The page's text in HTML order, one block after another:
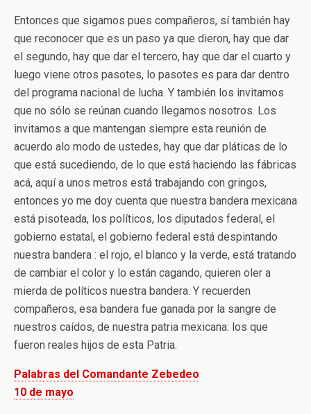
Entonces que sigamos pues compañeros, sí también hay
que reconocer que es un paso ya que dieron, hay que dar
el segundo, hay que dar el tercero, hay que dar el cuarto y
luego viene otros pasotes, lo pasotes es para dar dentro
del programa nacional de lucha. Y también los invitamos
que no sólo se reúnan cuando llegamos nosotros. Los
invitamos a que mantengan siempre esta reunión de
acuerdo alo modo de ustedes, hay que dar pláticas de lo
que está sucediendo, de lo que está haciendo las fábricas
acá, aquí a unos metros está trabajando con gringos,
entonces yo me doy cuenta que nuestra bandera mexicana
está pisoteada, los políticos, los diputados federal, el
gobierno estatal, el gobierno federal está despintando
nuestra bandera : el rojo, el blanco y la verde, está tratando
de cambiar el color y lo están cagando, quieren oler a
mierda de políticos nuestra bandera. Y recuerden
compañeros, esa bandera fue ganada por la sangre de
nuestros caídos, de nuestra patria mexicana: los que
fueron reales hijos de esta Patria.
Palabras del Comandante Zebedeo
10 de mayo